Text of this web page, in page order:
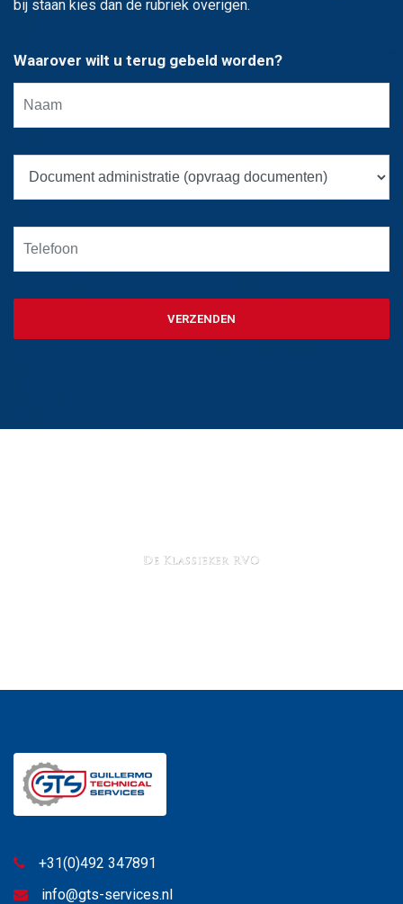
bij staan kies dan de rubriek overigen.
Waarover wilt u terug gebeld worden?
VERZENDEN
+31(0)492 347891
info@gts-services.nl